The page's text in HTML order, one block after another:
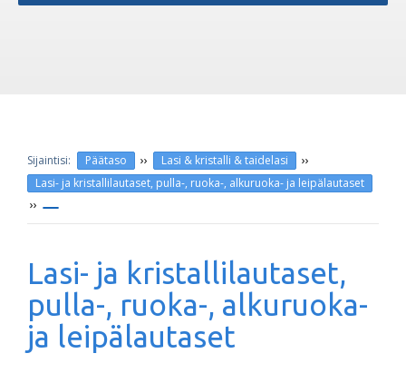
Päätaso ›› Lasi & kristalli & taidelasi ››
Lasi- ja kristallilautaset, pulla-, ruoka-, alkuruoka- ja leipälautaset
››
Lasi- ja kristallilautaset,
pulla-, ruoka-, alkuruoka-
ja leipälautaset